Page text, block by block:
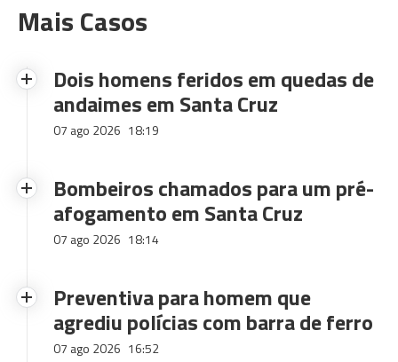
Mais Casos
Dois homens feridos em quedas de
andaimes em Santa Cruz
07 ago 2026 18:19
Bombeiros chamados para um pré-
afogamento em Santa Cruz
07 ago 2026 18:14
Preventiva para homem que
agrediu polícias com barra de ferro
07 ago 2026 16:52